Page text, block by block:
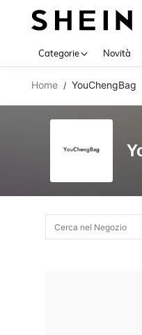
Categorie Novità
Home / YouChengBag